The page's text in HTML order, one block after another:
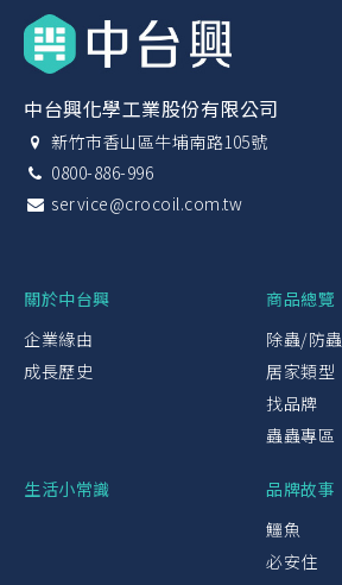
中台興化學工業股份有限公司
新竹市香山區牛埔南路105號
0800-886-996
service@crocoil.com.tw
關於中台興
企業緣由
成長歷史
商品總覽
除蟲/防蟲
居家類型
找品牌
蟲蟲專區
生活小常識
品牌故事
鱷魚
必安住